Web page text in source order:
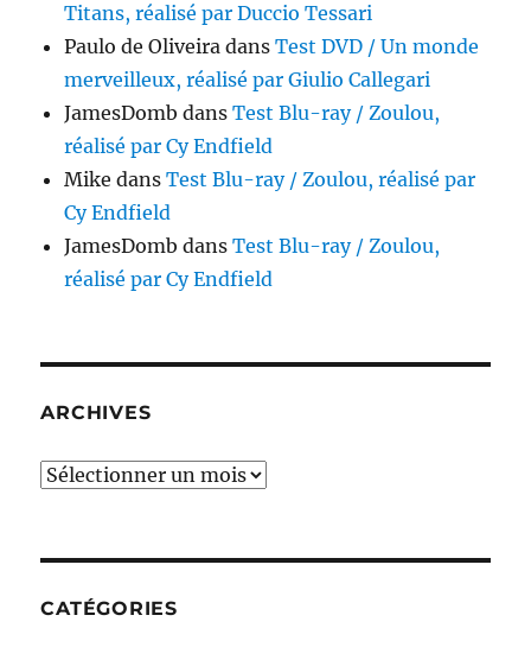
Titans, réalisé par Duccio Tessari
Paulo de Oliveira dansTest DVD / Un monde
merveilleux, réalisé par Giulio Callegari
JamesDomb dansTest Blu-ray / Zoulou,
réalisé par Cy Endfield
Mike dansTest Blu-ray / Zoulou, réalisé par
Cy Endfield
JamesDomb dansTest Blu-ray / Zoulou,
réalisé par Cy Endfield
ARCHIVES
Archives
CATÉGORIES